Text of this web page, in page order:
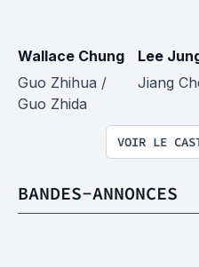
Wallace Chung
Guo Zhihua /
Guo Zhida
Lee
Jiang
VOIR LE
BANDES-ANNONCES